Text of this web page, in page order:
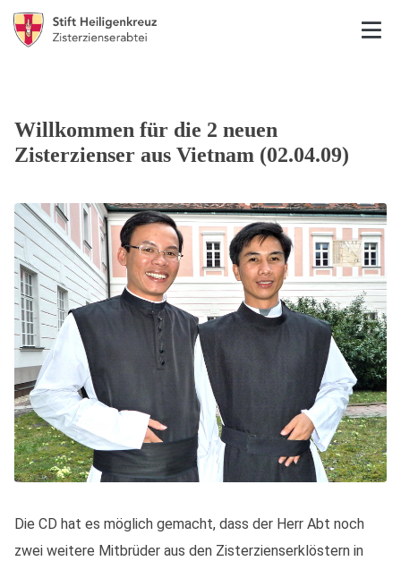
Willkommen für die 2 neuen
Zisterzienser aus Vietnam (02.04.09)
Die CD hat es möglich gemacht, dass der Herr Abt noch
zwei weitere Mitbrüder aus den Zisterzienserklöstern in